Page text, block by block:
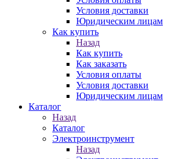
Условия доставки
Юридическим лицам
Как купить
Назад
Как купить
Как заказать
Условия оплаты
Условия доставки
Юридическим лицам
Каталог
Назад
Каталог
Электроинструмент
Назад